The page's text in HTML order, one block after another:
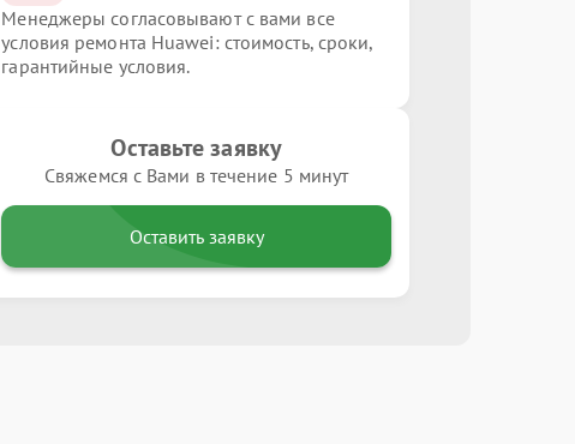
Менеджеры согласовывают с вами все
условия ремонта Huawei: стоимость, сроки,
гарантийные условия.
Оставьте заявку
Свяжемся с Вами в течение 5 минут
Оставить заявку